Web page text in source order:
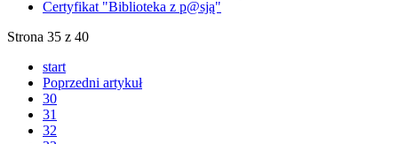
Certyfikat "Biblioteka z p@sją"
Strona 35 z 40
start
Poprzedni artykuł
30
31
32